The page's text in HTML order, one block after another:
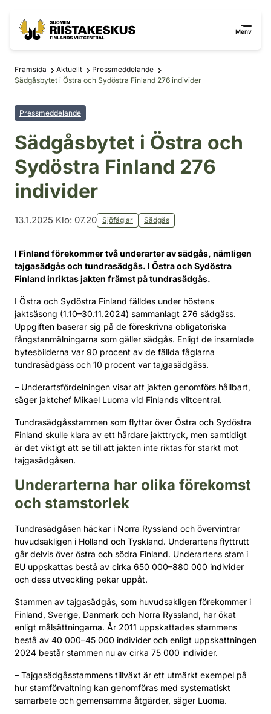
Meny
Framsida Aktuellt
Pressmeddelande
Sädgåsbytet i Östra och Sydöstra Finland 276 individer
Pressmeddelande
Sädgåsbytet i Östra och
Sydöstra Finland 276
individer
13.1.2025 Klo: 07.20 Sjöfåglar Sädgås
I Finland förekommer två underarter av sädgås, nämligen
tajgasädgås och tundrasädgås. I Östra och Sydöstra
Finland inriktas jakten främst på tundrasädgås.
I Östra och Sydöstra Finland fälldes under höstens
jaktsäsong (1.10–30.11.2024) sammanlagt 276 sädgäss.
Uppgiften baserar sig på de föreskrivna obligatoriska
fångstanmälningarna som gäller sädgås. Enligt de insamlade
bytesbilderna var 90 procent av de fällda fåglarna
tundrasädgäss och 10 procent var tajgasädgäss.
– Underartsfördelningen visar att jakten genomförs hållbart,
säger jaktchef Mikael Luoma vid Finlands viltcentral.
Tundrasädgåsstammen som flyttar över Östra och Sydöstra
Finland skulle klara av ett hårdare jakttryck, men samtidigt
är det viktigt att se till att jakten inte riktas för starkt mot
tajgasädgåsen.
Underarterna har olika förekomst
och stamstorlek
Tundrasädgåsen häckar i Norra Ryssland och övervintrar
huvudsakligen i Holland och Tyskland. Underartens flyttrutt
går delvis över östra och södra Finland. Underartens stam i
EU uppskattas bestå av cirka 650 000–880 000 individer
och dess utveckling pekar uppåt.
Stammen av tajgasädgås, som huvudsakligen förekommer i
Finland, Sverige, Danmark och Norra Ryssland, har ökat
enligt målsättningarna. År 2011 uppskattades stammens
bestå av 40 000–45 000 individer och enligt uppskattningen
2024 består stammen nu av cirka 75 000 individer.
– Tajgasädgåsstammens tillväxt är ett utmärkt exempel på
hur stamförvaltning kan genomföras med systematiskt
samarbete och gemensamma åtgärder, säger Luoma.